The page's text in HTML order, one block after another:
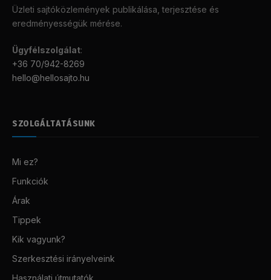
Üzleti sajtóközlemények publikálása, terjesztése és
eredményességük mérése.
Ügyfélszolgálat:
+36 70/942-8269
hello@hellosajto.hu
SZOLGÁLTATÁSUNK
Mi ez?
Funkciók
Árak
Tippek
Kik vagyunk?
Szerkesztési irányelveink
Használati útmutatók